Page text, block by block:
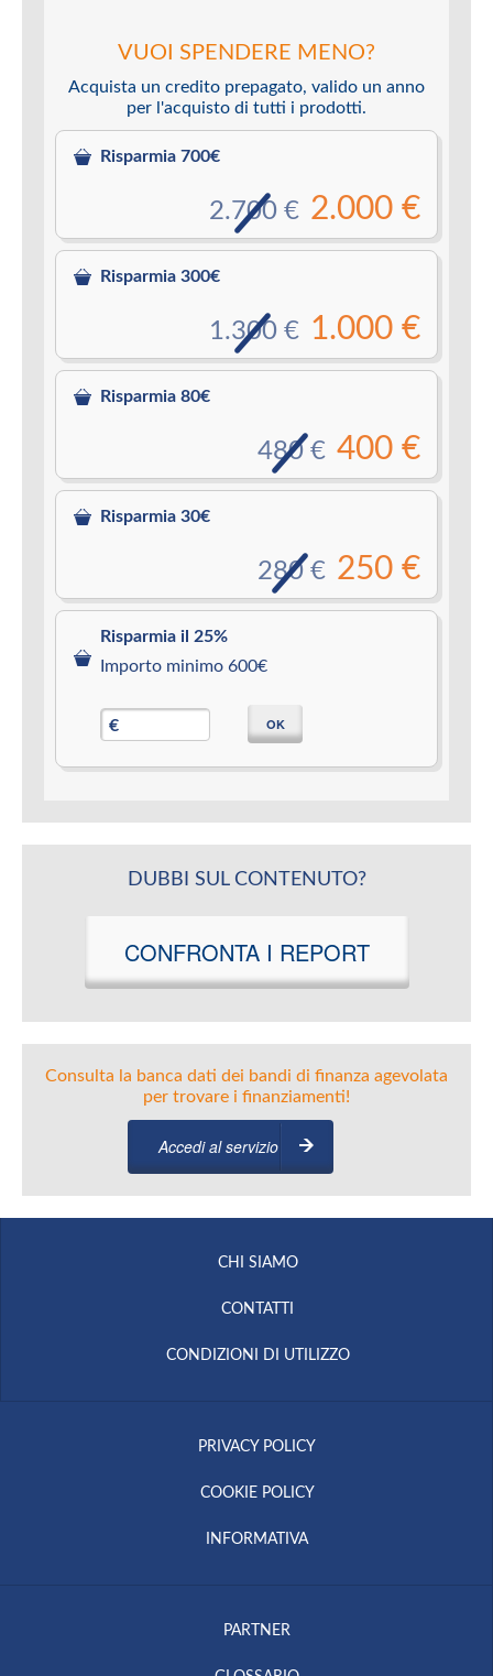
VUOI SPENDERE MENO?
Acquista un credito prepagato, valido un anno
per l'acquisto di tutti i prodotti.
Risparmia 700€
2.000 €
2.700 €
Risparmia 300€
1.000 €
1.300 €
Risparmia 80€
400 €
480 €
Risparmia 30€
250 €
280 €
Risparmia il 25%
Importo minimo 600€
€ OK
DUBBI SUL CONTENUTO?
CONFRONTA I REPORT
Consulta la banca dati dei bandi di finanza agevolata
per trovare i finanziamenti!
Accedi al servizio
CHI SIAMO
CONTATTI
CONDIZIONI DI UTILIZZO
PRIVACY POLICY
COOKIE POLICY
INFORMATIVA
PARTNER